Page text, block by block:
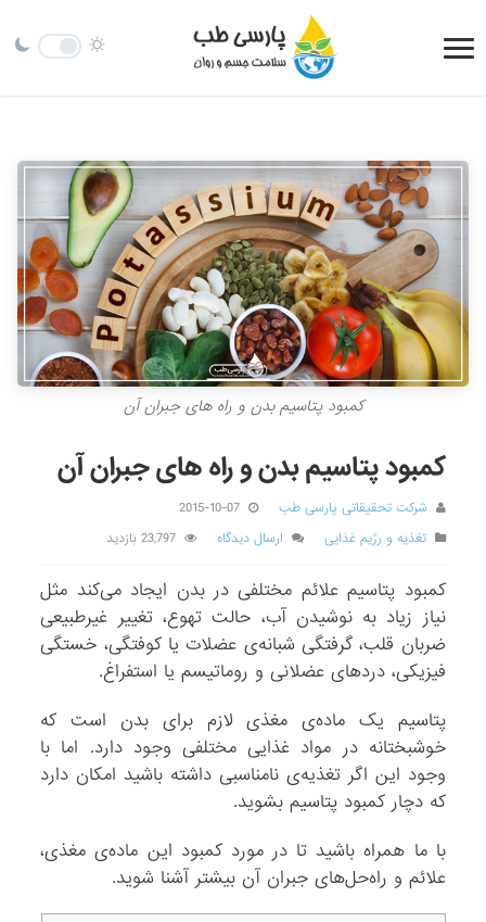
کمبود پتاسیم بدن و راه های جبران آن
کمبود پتاسیم بدن و راه های جبران آن
شرکت تحقیقاتی پارسی طب
2015-10-07
تغذیه و رژیم غذایی
ارسال دیدگاه 23,797 بازدید
کمبود پتاسیم علائم مختلفی در بدن ایجاد می‌کند مثل
نیاز زیاد به نوشیدن آب، حالت تهوع، تغییر غیرطبیعی
ضربان قلب، گرفتگی شبانه‌ی عضلات یا کوفتگی، خستگی
فیزیکی، دردهای عضلانی و روماتیسم یا استفراغ.
پتاسیم یک ماده‌ی مغذی لازم برای بدن است که
خوشبختانه در مواد غذایی مختلفی وجود دارد. اما با
وجود این اگر تغذیه‌ی نامناسبی داشته باشید امکان دارد
که دچار کمبود پتاسیم بشوید.
با ما همراه باشید تا در مورد کمبود این ماده‌ی مغذی،
علائم و راه‌حل‌های جبران آن بیشتر آشنا شوید.